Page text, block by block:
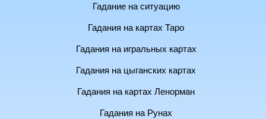
Гадание на ситуацию
Гадания на картах Таро
Гадания на игральных картах
Гадания на цыганских картах
Гадания на картах Ленорман
Гадания на Рунах